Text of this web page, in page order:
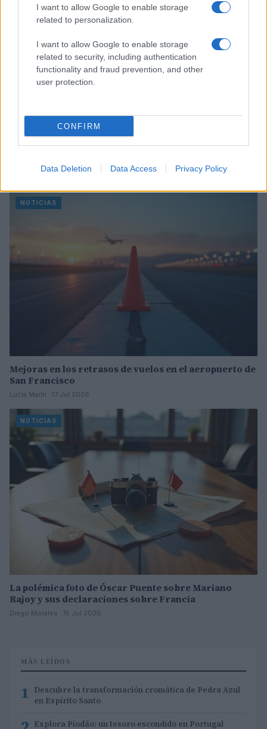
I want to allow Google to enable storage
related to personalization.
I want to allow Google to enable storage
related to security, including authentication
functionality and fraud prevention, and other
user protection.
CONFIRM
Data Deletion Data Access Privacy Policy
Murtala Muhammed en Lagos
NOTICIAS
Mejoras en los retrasos de vuelos en el aeropuerto de
San Francisco
Lucía Marín · 17 Jul 2026
NOTICIAS
La polémica foto de Óscar Puente sobre Mariano
Rajoy y sus declaraciones sobre Francia
Diego Morales · 15 Jul 2026
MÁS LEÍDOS
1 Descubre la transformación cromática de Pedra Azul
en Espírito Santo
Explora Piodão: un tesoro escondido en Portugal